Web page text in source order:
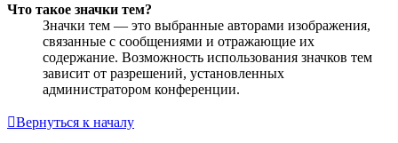
Что такое значки тем?
Значки тем — это выбранные авторами изображения,
связанные с сообщениями и отражающие их
содержание. Возможность использования значков тем
зависит от разрешений, установленных
администратором конференции.
Вернуться к началу